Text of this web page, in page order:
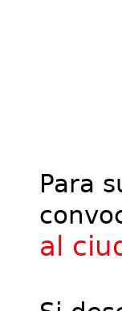
Para
al